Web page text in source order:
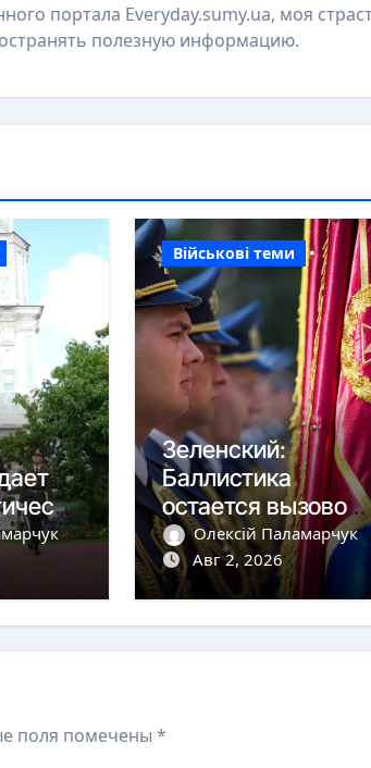
портала Everyday.sumy.ua, моя
полезную информацию.
Військові теми
Зеленский:
Баллистика
остается вызовом,
но дроны сбиваем
более чем на 90%
Олексій Паламарчук
Авг 2, 2026
поля помечены *